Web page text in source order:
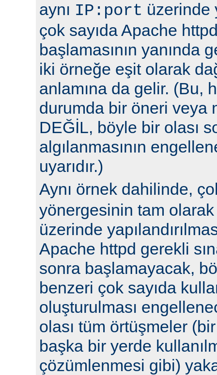
aynı IP:port üzerinde
çok sayıda Apache
başlamasının yanında
iki örneğe eşit olarak
anlamına da gelir. (Bu,
durumda bir öneri veya
DEĞİL, böyle bir olası
algılanmasının
uyarıdır.)
Aynı örnek dahilinde,
yönergesinin tam olarak
üzerinde
Apache httpd gerekli
sonra başlamayacak,
benzeri çok sayıda
oluşturulması
olası tüm örtüşmeler
başka bir yerde
çözümlenmesi gibi)